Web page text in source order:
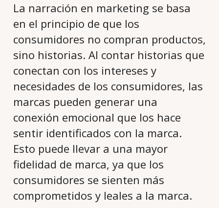
La narración en marketing se basa
en el principio de que los
consumidores no compran productos,
sino historias. Al contar historias que
conectan con los intereses y
necesidades de los consumidores, las
marcas pueden generar una
conexión emocional que los hace
sentir identificados con la marca.
Esto puede llevar a una mayor
fidelidad de marca, ya que los
consumidores se sienten más
comprometidos y leales a la marca.